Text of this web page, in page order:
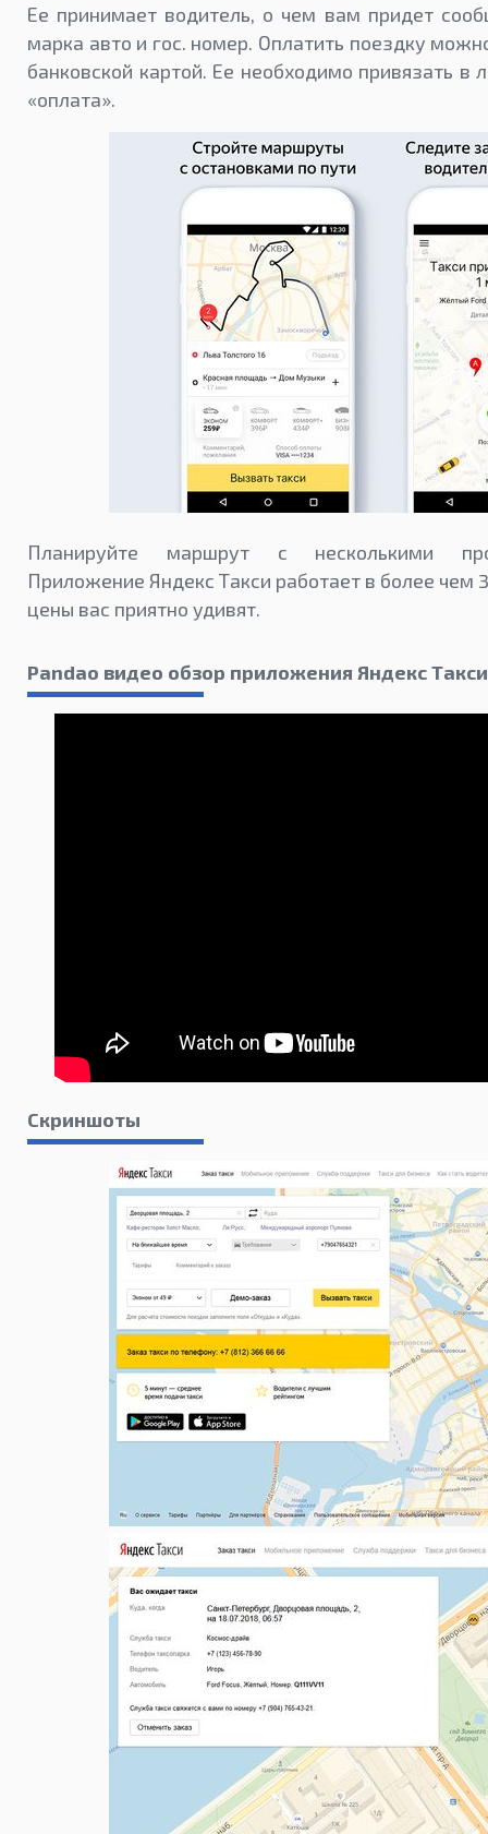
Ее принимает водитель, о чем вам придет
марка авто и гос. номер. Оплатить поездку
банковской картой. Ее необходимо привязать в
«оплата».
Планируйте маршрут с несколькими
Приложение Яндекс Такси работает в более чем
цены вас приятно удивят.
Pandao видео обзор приложения Яндекс Такси
Скриншоты